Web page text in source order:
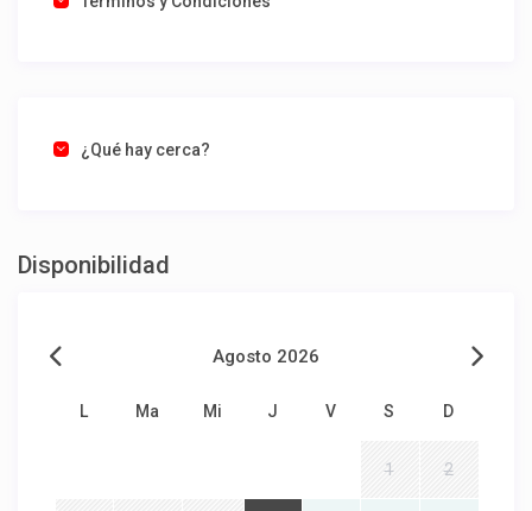
¿Qué hay cerca?
Disponibilidad
Agosto 2026
L Ma Mi J V S D
1 2